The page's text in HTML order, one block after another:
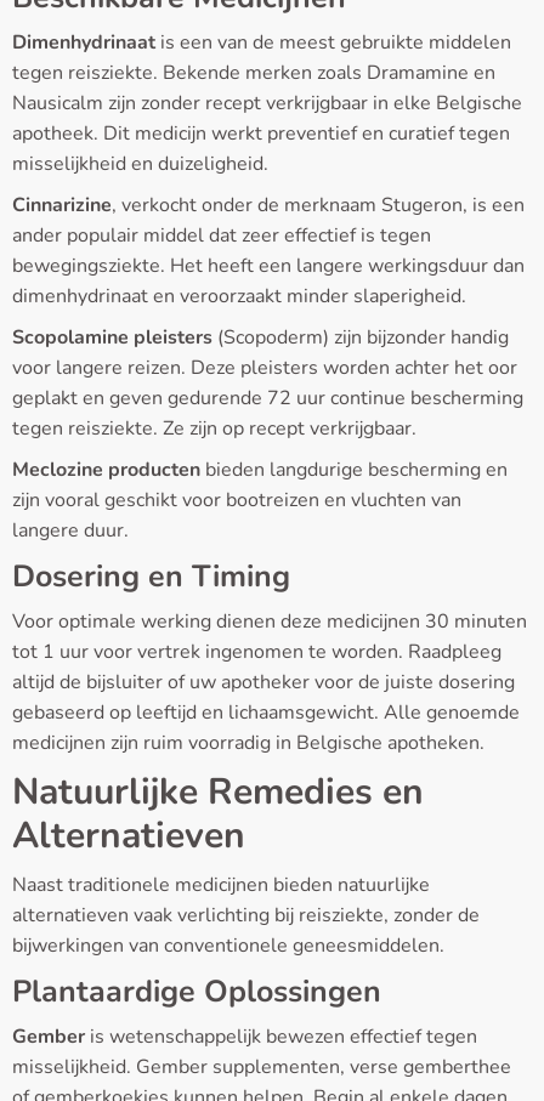
Dimenhydrinaat is een van de meest gebruikte middelen
tegen reisziekte. Bekende merken zoals Dramamine en
Nausicalm zijn zonder recept verkrijgbaar in elke Belgische
apotheek. Dit medicijn werkt preventief en curatief tegen
misselijkheid en duizeligheid.
Cinnarizine, verkocht onder de merknaam Stugeron, is een
ander populair middel dat zeer effectief is tegen
bewegingsziekte. Het heeft een langere werkingsduur dan
dimenhydrinaat en veroorzaakt minder slaperigheid.
Scopolamine pleisters (Scopoderm) zijn bijzonder handig
voor langere reizen. Deze pleisters worden achter het oor
geplakt en geven gedurende 72 uur continue bescherming
tegen reisziekte. Ze zijn op recept verkrijgbaar.
Meclozine producten bieden langdurige bescherming en
zijn vooral geschikt voor bootreizen en vluchten van
langere duur.
Dosering en Timing
Voor optimale werking dienen deze medicijnen 30 minuten
tot 1 uur voor vertrek ingenomen te worden. Raadpleeg
altijd de bijsluiter of uw apotheker voor de juiste dosering
gebaseerd op leeftijd en lichaamsgewicht. Alle genoemde
medicijnen zijn ruim voorradig in Belgische apotheken.
Natuurlijke Remedies en
Alternatieven
Naast traditionele medicijnen bieden natuurlijke
alternatieven vaak verlichting bij reisziekte, zonder de
bijwerkingen van conventionele geneesmiddelen.
Plantaardige Oplossingen
Gember is wetenschappelijk bewezen effectief tegen
misselijkheid. Gember supplementen, verse gemberthee